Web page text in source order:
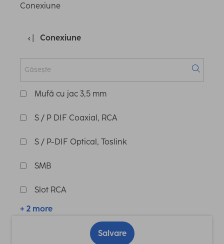
Conexiune
Conexiune
Mufă cu jac 3,5 mm
S / P DIF Coaxial, RCA
S / P-DIF Optical, Toslink
SMB
Slot RCA
+ 2 more
Salvare